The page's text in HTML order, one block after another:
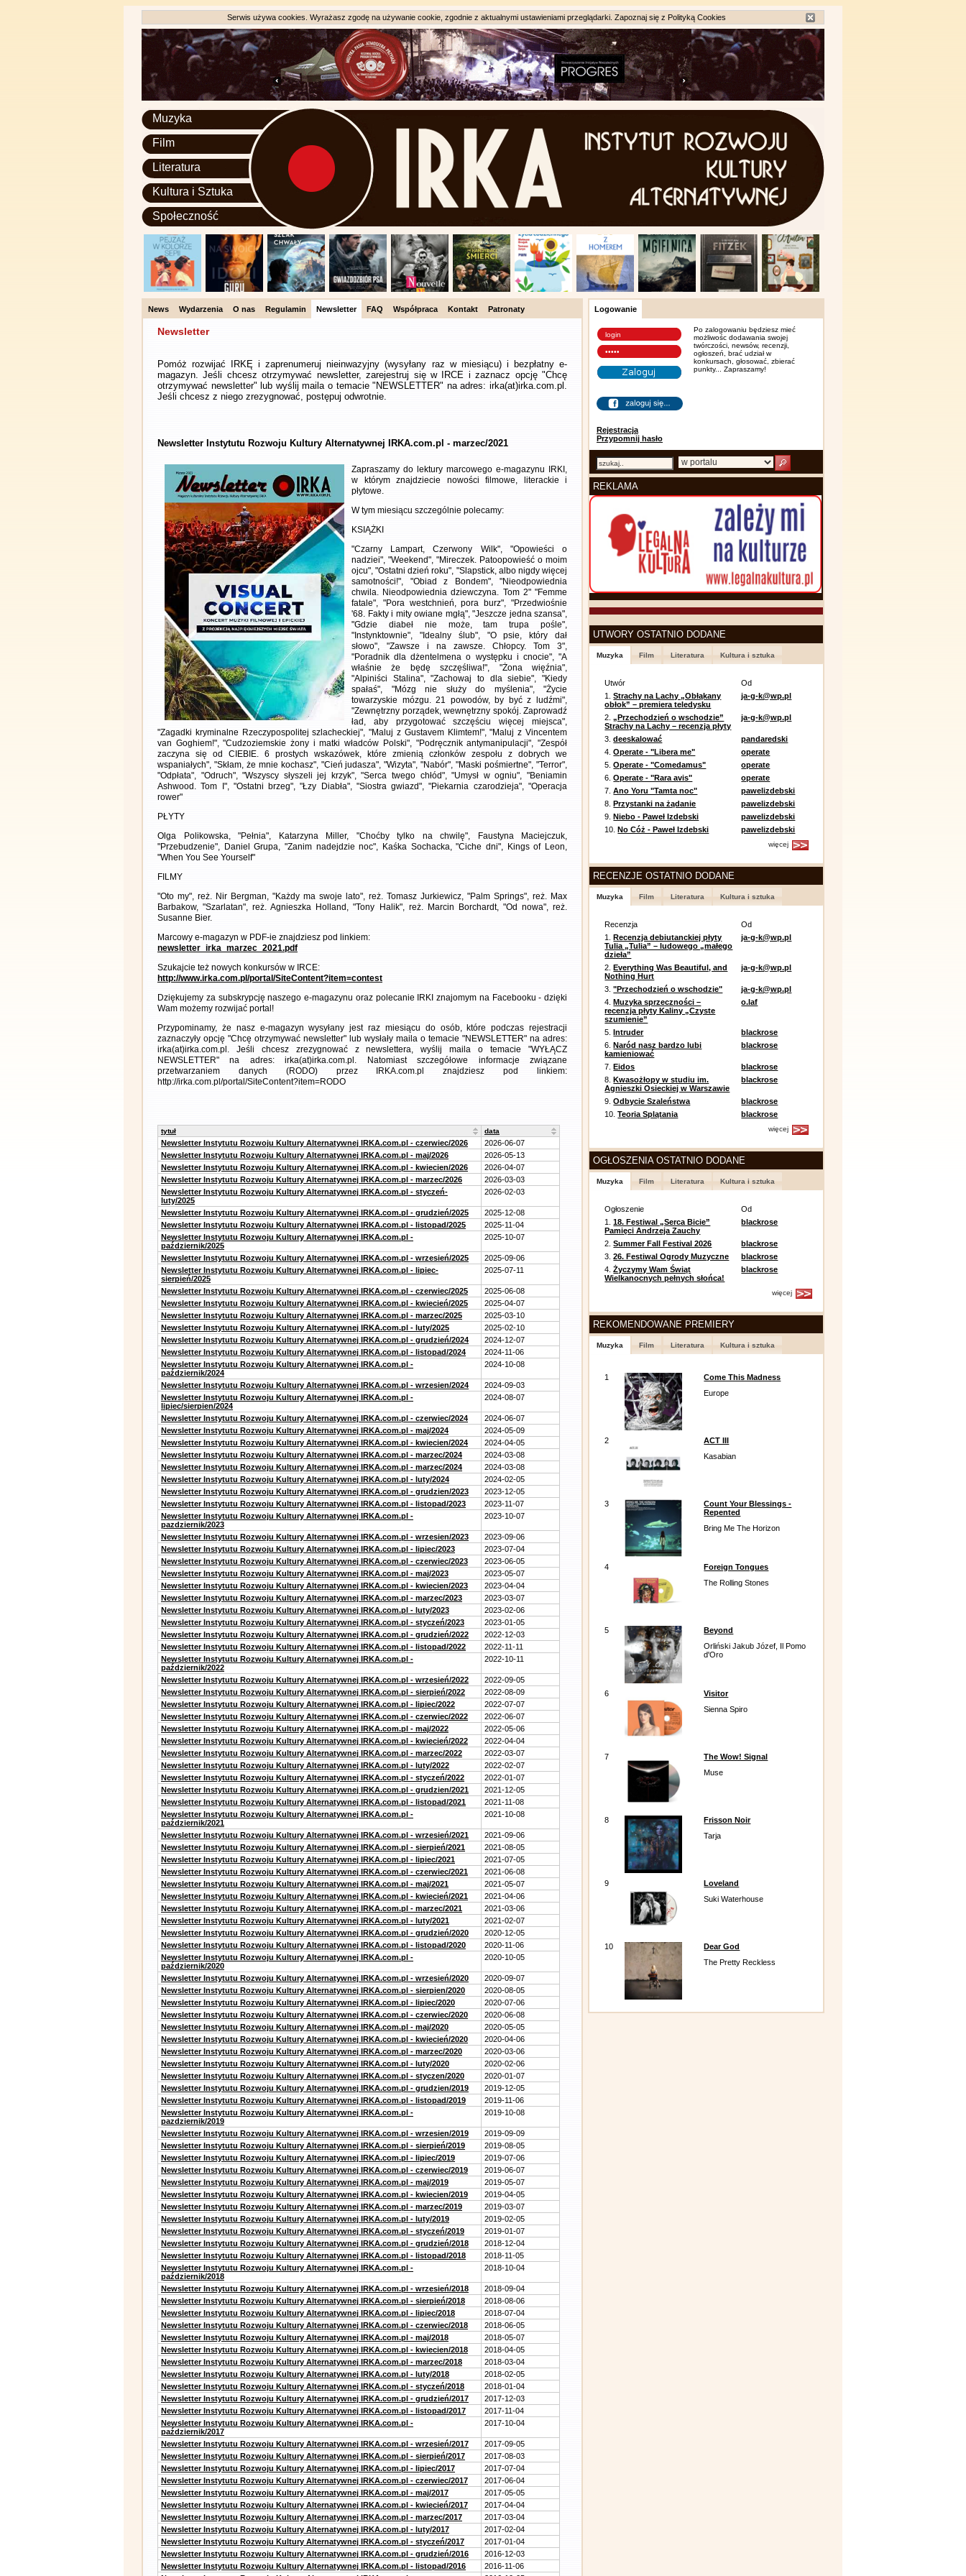
Serwis używa cookies. Wyrażasz zgodę na używanie cookie, zgodnie z aktualnymi ustawieniami przeglądarki. Zapoznaj się z Polityką Cookies
Muzyka
Film
Literatura
Kultura i Sztuka
Społeczność
News Wydarzenia O nas Regulamin Newsletter FAQ Współpraca Kontakt Patronaty
Newsletter
Pomóż rozwijać IRKĘ i zaprenumeruj nieinwazyjny (wysyłany raz w miesiącu) i bezpłatny e-
magazyn. Jeśli chcesz otrzymywać newsletter, zarejestruj się w IRCE i zaznacz opcję "Chcę
otrzymywać newsletter" lub wyślij maila o temacie "NEWSLETTER" na adres: irka(at)irka.com.pl.
Jeśli chcesz z niego zrezygnować, postępuj odwrotnie.
Newsletter Instytutu Rozwoju Kultury Alternatywnej IRKA.com.pl - marzec/2021
Zapraszamy do lektury marcowego e-magazynu IRKI,
w którym znajdziecie nowości filmowe, literackie i
płytowe.
W tym miesiącu szczególnie polecamy:
KSIĄŻKI
"Czarny Lampart, Czerwony Wilk", "Opowieści o
nadziei", "Weekend", "Mireczek. Patoopowieść o moim
ojcu", "Ostatni dzień roku", "Slapstick, albo nigdy więcej
samotności!", "Obiad z Bondem", "Nieodpowiednia
chwila. Nieodpowiednia dziewczyna. Tom 2" "Femme
fatale", "Pora westchnień, pora burz", "Przedwiośnie
'68. Fakty i mity owiane mgłą", "Jeszcze jedna szansa",
"Gdzie diabeł nie może, tam trupa pośle",
"Instynktownie", "Idealny ślub", "O psie, który dał
słowo", "Zawsze i na zawsze. Chłopcy. Tom 3",
"Poradnik dla dżentelmena o występku i cnocie", "A
właśnie że będę szczęśliwa!", "Żona więźnia",
"Alpiniści Stalina", "Zachowaj to dla siebie", "Kiedy
spałaś", "Mózg nie służy do myślenia", "Życie
towarzyskie mózgu. 21 powodów, by być z ludźmi",
"Zewnętrzny porządek, wewnętrzny spokój. Zaprowadź
ład, aby przygotować szczęściu więcej miejsca",
"Zagadki kryminalne Rzeczypospolitej szlacheckiej", "Maluj z Gustavem Klimtem!", "Maluj z Vincentem
van Goghiem!", "Cudzoziemskie żony i matki władców Polski", "Podręcznik antymanipulacji", "Zespół
zaczyna się od CIEBIE. 6 prostych wskazówek, które zmienią członków zespołu z dobrych we
wspaniałych", "Skłam, że mnie kochasz", "Cień judasza", "Wizyta", "Nabór", "Maski pośmiertne", "Terror",
"Odpłata", "Odruch", "Wszyscy słyszeli jej krzyk", "Serca twego chłód", "Umysł w ogniu", "Beniamin
Ashwood. Tom I", "Ostatni brzeg", "Łzy Diabła", "Siostra gwiazd", "Piekarnia czarodzieja", "Operacja
rower"
PŁYTY
Olga Polikowska, "Pełnia", Katarzyna Miller, "Choćby tylko na chwilę", Faustyna Maciejczuk,
"Przebudzenie", Daniel Grupa, "Zanim nadejdzie noc", Kaśka Sochacka, "Ciche dni", Kings of Leon,
"When You See Yourself"
FILMY
"Oto my", reż. Nir Bergman, "Każdy ma swoje lato", reż. Tomasz Jurkiewicz, "Palm Springs", reż. Max
Barbakow, "Szarlatan", reż. Agnieszka Holland, "Tony Halik", reż. Marcin Borchardt, "Od nowa", reż.
Susanne Bier.
Marcowy e-magazyn w PDF-ie znajdziesz pod linkiem:
newsletter_irka_marzec_2021.pdf
Szukajcie też nowych konkursów w IRCE:
http://www.irka.com.pl/portal/SiteContent?item=contest
Dziękujemy za subskrypcję naszego e-magazynu oraz polecanie IRKI znajomym na Facebooku - dzięki
Wam możemy rozwijać portal!
Przypominamy, że nasz e-magazyn wysyłany jest raz miesiącu do osób, które podczas rejestracji
zaznaczyły opcję "Chcę otrzymywać newsletter" lub wysłały maila o temacie "NEWSLETTER" na adres:
irka(at)irka.com.pl. Jeśli chcesz zrezygnować z newslettera, wyślij maila o temacie "WYŁĄCZ
NEWSLETTER" na adres: irka(at)irka.com.pl. Natomiast szczegółowe informacje związane
przetwarzaniem danych (RODO) przez IRKA.com.pl znajdziesz pod linkiem:
http://irka.com.pl/portal/SiteContent?item=RODO
tytuł data
Newsletter Instytutu Rozwoju Kultury Alternatywnej IRKA.com.pl - czerwiec/2026
2026-06-07
Newsletter Instytutu Rozwoju Kultury Alternatywnej IRKA.com.pl - maj/2026
2026-05-13
Newsletter Instytutu Rozwoju Kultury Alternatywnej IRKA.com.pl - kwiecien/2026
2026-04-07
Newsletter Instytutu Rozwoju Kultury Alternatywnej IRKA.com.pl - marzec/2026
2026-03-03
Newsletter Instytutu Rozwoju Kultury Alternatywnej IRKA.com.pl - styczeń-
luty/2025
2026-02-03
Newsletter Instytutu Rozwoju Kultury Alternatywnej IRKA.com.pl - grudzień/2025
2025-12-08
Newsletter Instytutu Rozwoju Kultury Alternatywnej IRKA.com.pl - listopad/2025
2025-11-04
Newsletter Instytutu Rozwoju Kultury Alternatywnej IRKA.com.pl -
październik/2025
2025-10-07
Newsletter Instytutu Rozwoju Kultury Alternatywnej IRKA.com.pl - wrzesień/2025
2025-09-06
Newsletter Instytutu Rozwoju Kultury Alternatywnej IRKA.com.pl - lipiec-
sierpień/2025
2025-07-11
Newsletter Instytutu Rozwoju Kultury Alternatywnej IRKA.com.pl - czerwiec/2025
2025-06-08
Newsletter Instytutu Rozwoju Kultury Alternatywnej IRKA.com.pl - kwiecień/2025
2025-04-07
Newsletter Instytutu Rozwoju Kultury Alternatywnej IRKA.com.pl - marzec/2025
2025-03-10
Newsletter Instytutu Rozwoju Kultury Alternatywnej IRKA.com.pl - luty/2025
2025-02-10
Newsletter Instytutu Rozwoju Kultury Alternatywnej IRKA.com.pl - grudzień/2024
2024-12-07
Newsletter Instytutu Rozwoju Kultury Alternatywnej IRKA.com.pl - listopad/2024
2024-11-06
Newsletter Instytutu Rozwoju Kultury Alternatywnej IRKA.com.pl -
październik/2024
2024-10-08
Newsletter Instytutu Rozwoju Kultury Alternatywnej IRKA.com.pl - wrzesien/2024
2024-09-03
Newsletter Instytutu Rozwoju Kultury Alternatywnej IRKA.com.pl -
lipiec/sierpien/2024
2024-08-07
Newsletter Instytutu Rozwoju Kultury Alternatywnej IRKA.com.pl - czerwiec/2024
2024-06-07
Newsletter Instytutu Rozwoju Kultury Alternatywnej IRKA.com.pl - maj/2024
2024-05-09
Newsletter Instytutu Rozwoju Kultury Alternatywnej IRKA.com.pl - kwiecien/2024
2024-04-05
Newsletter Instytutu Rozwoju Kultury Alternatywnej IRKA.com.pl - marzec/2024
2024-03-08
Newsletter Instytutu Rozwoju Kultury Alternatywnej IRKA.com.pl - marzec/2024
2024-03-08
Newsletter Instytutu Rozwoju Kultury Alternatywnej IRKA.com.pl - luty/2024
2024-02-05
Newsletter Instytutu Rozwoju Kultury Alternatywnej IRKA.com.pl - grudzien/2023
2023-12-05
Newsletter Instytutu Rozwoju Kultury Alternatywnej IRKA.com.pl - listopad/2023
2023-11-07
Newsletter Instytutu Rozwoju Kultury Alternatywnej IRKA.com.pl -
pazdziernik/2023
2023-10-07
Newsletter Instytutu Rozwoju Kultury Alternatywnej IRKA.com.pl - wrzesien/2023
2023-09-06
Newsletter Instytutu Rozwoju Kultury Alternatywnej IRKA.com.pl - lipiec/2023
2023-07-04
Newsletter Instytutu Rozwoju Kultury Alternatywnej IRKA.com.pl - czerwiec/2023
2023-06-05
Newsletter Instytutu Rozwoju Kultury Alternatywnej IRKA.com.pl - maj/2023
2023-05-07
Newsletter Instytutu Rozwoju Kultury Alternatywnej IRKA.com.pl - kwiecien/2023
2023-04-04
Newsletter Instytutu Rozwoju Kultury Alternatywnej IRKA.com.pl - marzec/2023
2023-03-07
Newsletter Instytutu Rozwoju Kultury Alternatywnej IRKA.com.pl - luty/2023
2023-02-06
Newsletter Instytutu Rozwoju Kultury Alternatywnej IRKA.com.pl - styczeń/2023
2023-01-05
Newsletter Instytutu Rozwoju Kultury Alternatywnej IRKA.com.pl - grudzień/2022
2022-12-03
Newsletter Instytutu Rozwoju Kultury Alternatywnej IRKA.com.pl - listopad/2022
2022-11-11
Newsletter Instytutu Rozwoju Kultury Alternatywnej IRKA.com.pl -
październik/2022
2022-10-11
Newsletter Instytutu Rozwoju Kultury Alternatywnej IRKA.com.pl - wrzesień/2022
2022-09-05
Newsletter Instytutu Rozwoju Kultury Alternatywnej IRKA.com.pl - sierpień/2022
2022-08-09
Newsletter Instytutu Rozwoju Kultury Alternatywnej IRKA.com.pl - lipiec/2022
2022-07-07
Newsletter Instytutu Rozwoju Kultury Alternatywnej IRKA.com.pl - czerwiec/2022
2022-06-07
Newsletter Instytutu Rozwoju Kultury Alternatywnej IRKA.com.pl - maj/2022
2022-05-06
Newsletter Instytutu Rozwoju Kultury Alternatywnej IRKA.com.pl - kwiecień/2022
2022-04-04
Newsletter Instytutu Rozwoju Kultury Alternatywnej IRKA.com.pl - marzec/2022
2022-03-07
Newsletter Instytutu Rozwoju Kultury Alternatywnej IRKA.com.pl - luty/2022
2022-02-07
Newsletter Instytutu Rozwoju Kultury Alternatywnej IRKA.com.pl - styczeń/2022
2022-01-07
Newsletter Instytutu Rozwoju Kultury Alternatywnej IRKA.com.pl - grudzien/2021
2021-12-05
Newsletter Instytutu Rozwoju Kultury Alternatywnej IRKA.com.pl - listopad/2021
2021-11-08
Newsletter Instytutu Rozwoju Kultury Alternatywnej IRKA.com.pl -
październik/2021
2021-10-08
Newsletter Instytutu Rozwoju Kultury Alternatywnej IRKA.com.pl - wrzesień/2021
2021-09-06
Newsletter Instytutu Rozwoju Kultury Alternatywnej IRKA.com.pl - sierpień/2021
2021-08-05
Newsletter Instytutu Rozwoju Kultury Alternatywnej IRKA.com.pl - lipiec/2021
2021-07-05
Newsletter Instytutu Rozwoju Kultury Alternatywnej IRKA.com.pl - czerwiec/2021
2021-06-08
Newsletter Instytutu Rozwoju Kultury Alternatywnej IRKA.com.pl - maj/2021
2021-05-07
Newsletter Instytutu Rozwoju Kultury Alternatywnej IRKA.com.pl - kwiecień/2021
2021-04-06
Newsletter Instytutu Rozwoju Kultury Alternatywnej IRKA.com.pl - marzec/2021
2021-03-06
Newsletter Instytutu Rozwoju Kultury Alternatywnej IRKA.com.pl - luty/2021
2021-02-07
Newsletter Instytutu Rozwoju Kultury Alternatywnej IRKA.com.pl - grudzień/2020
2020-12-05
Newsletter Instytutu Rozwoju Kultury Alternatywnej IRKA.com.pl - listopad/2020
2020-11-06
Newsletter Instytutu Rozwoju Kultury Alternatywnej IRKA.com.pl -
październik/2020
2020-10-05
Newsletter Instytutu Rozwoju Kultury Alternatywnej IRKA.com.pl - wrzesień/2020
2020-09-07
Newsletter Instytutu Rozwoju Kultury Alternatywnej IRKA.com.pl - sierpien/2020
2020-08-05
Newsletter Instytutu Rozwoju Kultury Alternatywnej IRKA.com.pl - lipiec/2020
2020-07-06
Newsletter Instytutu Rozwoju Kultury Alternatywnej IRKA.com.pl - czerwiec/2020
2020-06-08
Newsletter Instytutu Rozwoju Kultury Alternatywnej IRKA.com.pl - maj/2020
2020-05-05
Newsletter Instytutu Rozwoju Kultury Alternatywnej IRKA.com.pl - kwiecień/2020
2020-04-06
Newsletter Instytutu Rozwoju Kultury Alternatywnej IRKA.com.pl - marzec/2020
2020-03-06
Newsletter Instytutu Rozwoju Kultury Alternatywnej IRKA.com.pl - luty/2020
2020-02-06
Newsletter Instytutu Rozwoju Kultury Alternatywnej IRKA.com.pl - styczen/2020
2020-01-07
Newsletter Instytutu Rozwoju Kultury Alternatywnej IRKA.com.pl - grudzien/2019
2019-12-05
Newsletter Instytutu Rozwoju Kultury Alternatywnej IRKA.com.pl - listopad/2019
2019-11-06
Newsletter Instytutu Rozwoju Kultury Alternatywnej IRKA.com.pl -
pazdziernik/2019
2019-10-08
Newsletter Instytutu Rozwoju Kultury Alternatywnej IRKA.com.pl - wrzesien/2019
2019-09-09
Newsletter Instytutu Rozwoju Kultury Alternatywnej IRKA.com.pl - sierpień/2019
2019-08-05
Newsletter Instytutu Rozwoju Kultury Alternatywnej IRKA.com.pl - lipiec/2019
2019-07-06
Newsletter Instytutu Rozwoju Kultury Alternatywnej IRKA.com.pl - czerwiec/2019
2019-06-07
Newsletter Instytutu Rozwoju Kultury Alternatywnej IRKA.com.pl - maj/2019
2019-05-07
Newsletter Instytutu Rozwoju Kultury Alternatywnej IRKA.com.pl - kwiecien/2019
2019-04-05
Newsletter Instytutu Rozwoju Kultury Alternatywnej IRKA.com.pl - marzec/2019
2019-03-07
Newsletter Instytutu Rozwoju Kultury Alternatywnej IRKA.com.pl - luty/2019
2019-02-05
Newsletter Instytutu Rozwoju Kultury Alternatywnej IRKA.com.pl - styczeń/2019
2019-01-07
Newsletter Instytutu Rozwoju Kultury Alternatywnej IRKA.com.pl - grudzień/2018
2018-12-04
Newsletter Instytutu Rozwoju Kultury Alternatywnej IRKA.com.pl - listopad/2018
2018-11-05
Newsletter Instytutu Rozwoju Kultury Alternatywnej IRKA.com.pl -
październik/2018
2018-10-04
Newsletter Instytutu Rozwoju Kultury Alternatywnej IRKA.com.pl - wrzesień/2018
2018-09-04
Newsletter Instytutu Rozwoju Kultury Alternatywnej IRKA.com.pl - sierpień/2018
2018-08-06
Newsletter Instytutu Rozwoju Kultury Alternatywnej IRKA.com.pl - lipiec/2018
2018-07-04
Newsletter Instytutu Rozwoju Kultury Alternatywnej IRKA.com.pl - czerwiec/2018
2018-06-05
Newsletter Instytutu Rozwoju Kultury Alternatywnej IRKA.com.pl - maj/2018
2018-05-07
Newsletter Instytutu Rozwoju Kultury Alternatywnej IRKA.com.pl - kwiecien/2018
2018-04-05
Newsletter Instytutu Rozwoju Kultury Alternatywnej IRKA.com.pl - marzec/2018
2018-03-04
Newsletter Instytutu Rozwoju Kultury Alternatywnej IRKA.com.pl - luty/2018
2018-02-05
Newsletter Instytutu Rozwoju Kultury Alternatywnej IRKA.com.pl - styczeń/2018
2018-01-04
Newsletter Instytutu Rozwoju Kultury Alternatywnej IRKA.com.pl - grudzień/2017
2017-12-03
Newsletter Instytutu Rozwoju Kultury Alternatywnej IRKA.com.pl - listopad/2017
2017-11-04
Newsletter Instytutu Rozwoju Kultury Alternatywnej IRKA.com.pl -
październik/2017
2017-10-04
Newsletter Instytutu Rozwoju Kultury Alternatywnej IRKA.com.pl - wrzesień/2017
2017-09-05
Newsletter Instytutu Rozwoju Kultury Alternatywnej IRKA.com.pl - sierpień/2017
2017-08-03
Newsletter Instytutu Rozwoju Kultury Alternatywnej IRKA.com.pl - lipiec/2017
2017-07-04
Newsletter Instytutu Rozwoju Kultury Alternatywnej IRKA.com.pl - czerwiec/2017
2017-06-04
Newsletter Instytutu Rozwoju Kultury Alternatywnej IRKA.com.pl - maj/2017
2017-05-05
Newsletter Instytutu Rozwoju Kultury Alternatywnej IRKA.com.pl - kwiecień/2017
2017-04-04
Newsletter Instytutu Rozwoju Kultury Alternatywnej IRKA.com.pl - marzec/2017
2017-03-04
Newsletter Instytutu Rozwoju Kultury Alternatywnej IRKA.com.pl - luty/2017
2017-02-04
Newsletter Instytutu Rozwoju Kultury Alternatywnej IRKA.com.pl - styczeń/2017
2017-01-04
Newsletter Instytutu Rozwoju Kultury Alternatywnej IRKA.com.pl - grudzień/2016
2016-12-03
Newsletter Instytutu Rozwoju Kultury Alternatywnej IRKA.com.pl - listopad/2016
2016-11-06
Logowanie
Rejestracja
Przypomnij hasło
Po zalogowaniu będziesz mieć
możliwośc dodawania swojej
twórczości, newsów, recenzji,
ogłoszeń, brać udział w
konkursach, głosować, zbierać
punkty... Zapraszamy!
REKLAMA
UTWORY OSTATNIO DODANE
Muzyka Film Literatura Kultura i sztuka
Utwór
Od
1.Strachy na Lachy „Obłąkany
obłok” – premiera teledysku
ja-g-k@wp.pl
2.„Przechodzień o wschodzie”
Strachy na Lachy – recenzja płyty
ja-g-k@wp.pl
3.deeskalować
pandaredski
4.Operate - "Libera me"
operate
5.Operate - "Comedamus"
operate
6.Operate - "Rara avis"
operate
7.Ano Yoru "Tamta noc"
pawelizdebski
8.Przystanki na żądanie
pawelizdebski
9.Niebo - Paweł Izdebski
pawelizdebski
10.No Cóż - Paweł Izdebski pawelizdebski
więcej
RECENZJE OSTATNIO DODANE
Muzyka Film Literatura Kultura i sztuka
Recenzja
Od
1.Recenzja debiutanckiej płyty
Tulia „Tulia” – ludowego „małego
dzieła”
ja-g-k@wp.pl
2.Everything Was Beautiful, and
Nothing Hurt
ja-g-k@wp.pl
3."Przechodzień o wschodzie"
ja-g-k@wp.pl
4.Muzyka sprzeczności –
recenzja płyty Kaliny „Czyste
szumienie”
o.laf
5.Intruder
blackrose
6.Naród nasz bardzo lubi
kamieniować
blackrose
7.Eidos
blackrose
8.Kwasożłopy w studiu im.
Agnieszki Osieckiej w Warszawie
blackrose
9.Odbycie Szaleństwa
blackrose
10.Teoria Splątania blackrose
więcej
OGŁOSZENIA OSTATNIO DODANE
Muzyka Film Literatura Kultura i sztuka
Ogłoszenie
Od
1.18. Festiwal „Serca Bicie”
Pamięci Andrzeja Zauchy
blackrose
2.Summer Fall Festival 2026
blackrose
3.26. Festiwal Ogrody Muzyczne
blackrose
4.Życzymy Wam Świąt
Wielkanocnych pełnych słońca!
blackrose
więcej
REKOMENDOWANE PREMIERY
Muzyka Film Literatura Kultura i sztuka
1
Come This Madness
Europe
2
ACT III
Kasabian
3
Count Your Blessings -
Repented
Bring Me The Horizon
4
Foreign Tongues
The Rolling Stones
5
Beyond
Orliński Jakub Józef, Il Pomo
d'Oro
6
Visitor
Sienna Spiro
7
The Wow! Signal
Muse
8
Frisson Noir
Tarja
9
Loveland
Suki Waterhouse
10
Dear God
The Pretty Reckless